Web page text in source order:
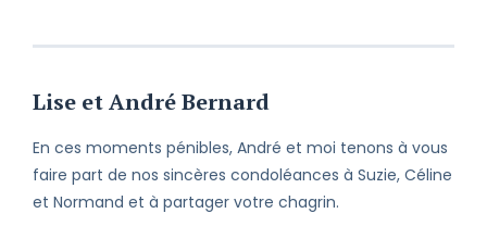
Lise et André Bernard
En ces moments pénibles, André et moi tenons à vous
faire part de nos sincères condoléances à Suzie, Céline
et Normand et à partager votre chagrin.